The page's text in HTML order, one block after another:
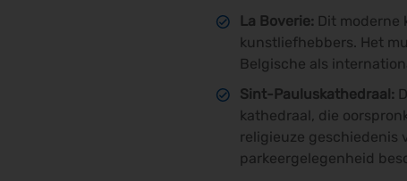
La Boverie: Dit moderne
kunstliefhebbers. Het
Belgische als
Sint-Pauluskathedraal:
kathedraal, die
religieuze geschiedenis
parkeergelegenheid